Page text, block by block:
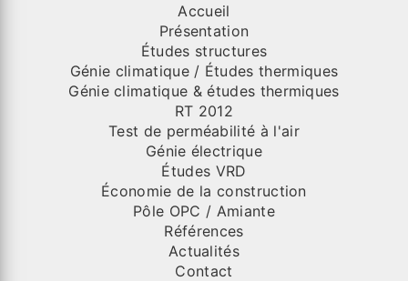
Accueil
Présentation
Études structures
Génie climatique / Études thermiques
Génie climatique & études thermiques
RT 2012
Test de perméabilité à l'air
Génie électrique
Études VRD
Économie de la construction
Pôle OPC / Amiante
Références
Actualités
Contact